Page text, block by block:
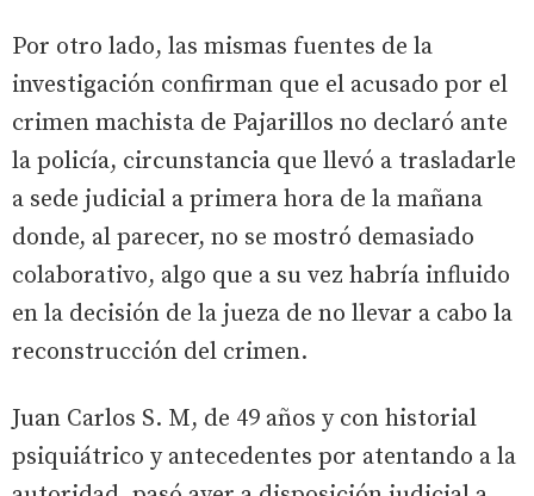
Por otro lado, las mismas fuentes de la
investigación confirman que el acusado por el
crimen machista de Pajarillos no declaró ante
la policía, circunstancia que llevó a trasladarle
a sede judicial a primera hora de la mañana
donde, al parecer, no se mostró demasiado
colaborativo, algo que a su vez habría influido
en la decisión de la jueza de no llevar a cabo la
reconstrucción del crimen.
Juan Carlos S. M, de 49 años y con historial
psiquiátrico y antecedentes por atentando a la